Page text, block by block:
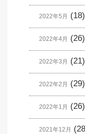
2022年5月 (18)
2022年4月 (26)
2022年3月 (21)
2022年2月 (29)
2022年1月 (26)
2021年12月